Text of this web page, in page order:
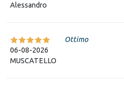
Alessandro
06-08-2026
MUSCATELLO
Ottimo